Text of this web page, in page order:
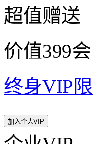
超值赠送
价值399
终身VIP
加入个人VIP